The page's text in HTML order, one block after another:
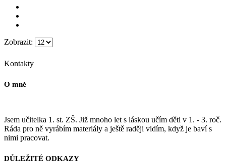
Zobrazit:
Kontakty
O mně
Jsem učitelka 1. st. ZŠ. Již mnoho let s láskou učím děti v 1. - 3. roč.
Ráda pro ně vyrábím materiály a ještě raději vidím, když je baví s
nimi pracovat.
DŮLEŽITÉ ODKAZY